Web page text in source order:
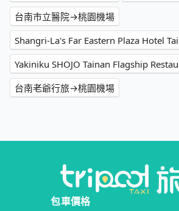
台南市立醫院→桃園機場
Shangri-La's Far Eastern Plaza Hotel
Yakiniku SHOJO Tainan Flagship
台南老爺行旅→桃園機場
包車價格